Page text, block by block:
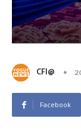
CFI@
Facebook